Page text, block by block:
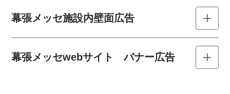
幕張メッセ施設内壁面広告
幕張メッセwebサイト バナー広告